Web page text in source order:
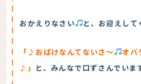
おかえりなさい と、お迎えして
「♪おばけなんてないさ～
オバ
♪」 と、みんなで口ずさんでい